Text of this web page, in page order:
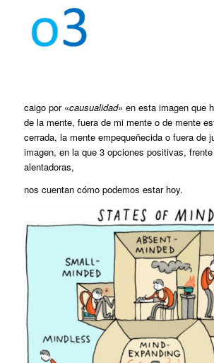
caigo por «causualidad» en esta imagen que
de la mente, fuera de mi mente o de mente
cerrada, la mente empequeñecida o fuera de
imagen, en la que 3 opciones positivas,
alentadoras,
nos cuentan cómo podemos estar hoy.